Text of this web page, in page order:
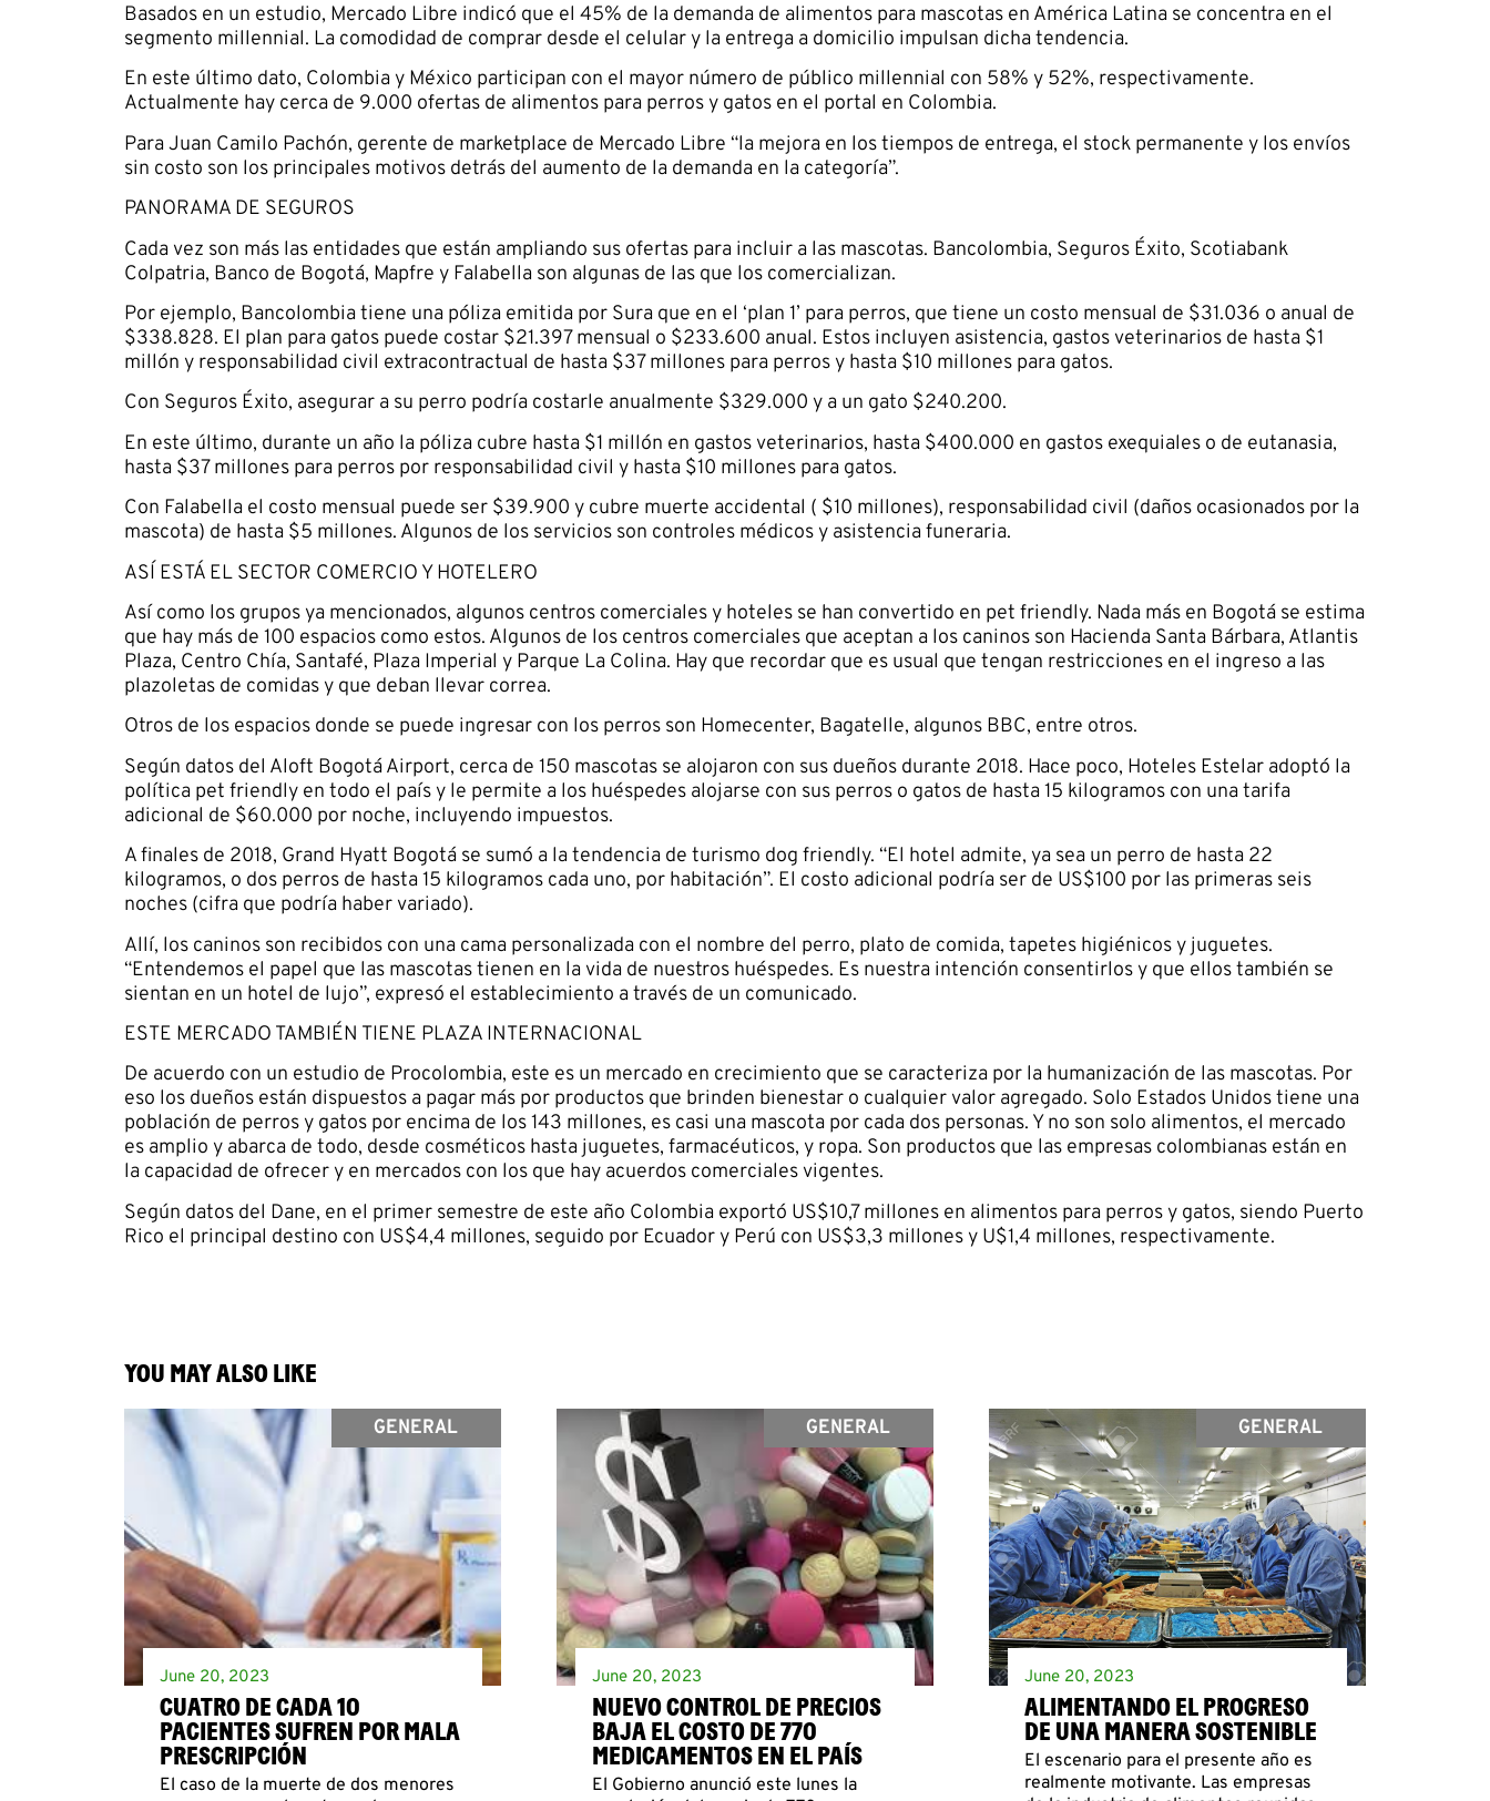
Basados en un estudio, Mercado Libre indicó que el 45% de la demanda de alimentos para mascotas en América Latina se concentra en el
segmento millennial. La comodidad de comprar desde el celular y la entrega a domicilio impulsan dicha tendencia.
En este último dato, Colombia y México participan con el mayor número de público millennial con 58% y 52%, respectivamente.
Actualmente hay cerca de 9.000 ofertas de alimentos para perros y gatos en el portal en Colombia.
Para Juan Camilo Pachón, gerente de marketplace de Mercado Libre “la mejora en los tiempos de entrega, el stock permanente y los envíos
sin costo son los principales motivos detrás del aumento de la demanda en la categoría”.
PANORAMA DE SEGUROS
Cada vez son más las entidades que están ampliando sus ofertas para incluir a las mascotas. Bancolombia, Seguros Éxito, Scotiabank
Colpatria, Banco de Bogotá, Mapfre y Falabella son algunas de las que los comercializan.
Por ejemplo, Bancolombia tiene una póliza emitida por Sura que en el ‘plan 1’ para perros, que tiene un costo mensual de $31.036 o anual de
$338.828. El plan para gatos puede costar $21.397 mensual o $233.600 anual. Estos incluyen asistencia, gastos veterinarios de hasta $1
millón y responsabilidad civil extracontractual de hasta $37 millones para perros y hasta $10 millones para gatos.
Con Seguros Éxito, asegurar a su perro podría costarle anualmente $329.000 y a un gato $240.200.
En este último, durante un año la póliza cubre hasta $1 millón en gastos veterinarios, hasta $400.000 en gastos exequiales o de eutanasia,
hasta $37 millones para perros por responsabilidad civil y hasta $10 millones para gatos.
Con Falabella el costo mensual puede ser $39.900 y cubre muerte accidental ( $10 millones), responsabilidad civil (daños ocasionados por la
mascota) de hasta $5 millones. Algunos de los servicios son controles médicos y asistencia funeraria.
ASÍ ESTÁ EL SECTOR COMERCIO Y HOTELERO
Así como los grupos ya mencionados, algunos centros comerciales y hoteles se han convertido en pet friendly. Nada más en Bogotá se estima
que hay más de 100 espacios como estos. Algunos de los centros comerciales que aceptan a los caninos son Hacienda Santa Bárbara, Atlantis
Plaza, Centro Chía, Santafé, Plaza Imperial y Parque La Colina. Hay que recordar que es usual que tengan restricciones en el ingreso a las
plazoletas de comidas y que deban llevar correa.
Otros de los espacios donde se puede ingresar con los perros son Homecenter, Bagatelle, algunos BBC, entre otros.
Según datos del Aloft Bogotá Airport, cerca de 150 mascotas se alojaron con sus dueños durante 2018. Hace poco, Hoteles Estelar adoptó la
política pet friendly en todo el país y le permite a los huéspedes alojarse con sus perros o gatos de hasta 15 kilogramos con una tarifa
adicional de $60.000 por noche, incluyendo impuestos.
A finales de 2018, Grand Hyatt Bogotá se sumó a la tendencia de turismo dog friendly. “El hotel admite, ya sea un perro de hasta 22
kilogramos, o dos perros de hasta 15 kilogramos cada uno, por habitación”. El costo adicional podría ser de US$100 por las primeras seis
noches (cifra que podría haber variado).
Allí, los caninos son recibidos con una cama personalizada con el nombre del perro, plato de comida, tapetes higiénicos y juguetes.
“Entendemos el papel que las mascotas tienen en la vida de nuestros huéspedes. Es nuestra intención consentirlos y que ellos también se
sientan en un hotel de lujo”, expresó el establecimiento a través de un comunicado.
ESTE MERCADO TAMBIÉN TIENE PLAZA INTERNACIONAL
De acuerdo con un estudio de Procolombia, este es un mercado en crecimiento que se caracteriza por la humanización de las mascotas. Por
eso los dueños están dispuestos a pagar más por productos que brinden bienestar o cualquier valor agregado. Solo Estados Unidos tiene una
población de perros y gatos por encima de los 143 millones, es casi una mascota por cada dos personas. Y no son solo alimentos, el mercado
es amplio y abarca de todo, desde cosméticos hasta juguetes, farmacéuticos, y ropa. Son productos que las empresas colombianas están en
la capacidad de ofrecer y en mercados con los que hay acuerdos comerciales vigentes.
Según datos del Dane, en el primer semestre de este año Colombia exportó US$10,7 millones en alimentos para perros y gatos, siendo Puerto
Rico el principal destino con US$4,4 millones, seguido por Ecuador y Perú con US$3,3 millones y U$1,4 millones, respectivamente.
YOU MAY ALSO LIKE
GENERAL
June 20, 2023
CUATRO DE CADA 10
PACIENTES SUFREN POR MALA
PRESCRIPCIÓN
El caso de la muerte de dos menores
GENERAL
June 20, 2023
NUEVO CONTROL DE PRECIOS
BAJA EL COSTO DE 770
MEDICAMENTOS EN EL PAÍS
El Gobierno anunció este lunes la
GENERAL
June 20, 2023
ALIMENTANDO EL PROGRESO
DE UNA MANERA SOSTENIBLE
El escenario para el presente año es
realmente motivante. Las empresas